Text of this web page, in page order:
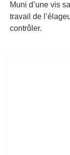
Muni d’une vis
travail de
contrôler.